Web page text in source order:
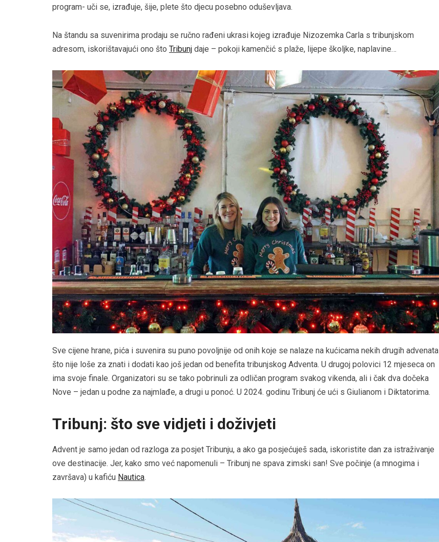
program- uči se, izrađuje, šije, plete što djecu posebno oduševljava.
Na štandu sa suvenirima prodaju se ručno rađeni ukrasi kojeg izrađuje Nizozemka Carla s tribunjskom
adresom, iskorištavajući ono što Tribunj daje – pokoji kamenčić s plaže, lijepe školjke, naplavine…
Sve cijene hrane, pića i suvenira su puno povoljnije od onih koje se nalaze na kućicama nekih drugih advenata
što nije loše za znati i dodati kao još jedan od benefita tribunjskog Adventa. U drugoj polovici 12 mjeseca on
ima svoje finale. Organizatori su se tako pobrinuli za odličan program svakog vikenda, ali i čak dva dočeka
Nove – jedan u podne za najmlađe, a drugi u ponoć. U 2024. godinu Tribunj će ući s Giulianom i Diktatorima.
Tribunj: što sve vidjeti i doživjeti
Advent je samo jedan od razloga za posjet Tribunju, a ako ga posjećuješ sada, iskoristite dan za istraživanje
ove destinacije. Jer, kako smo već napomenuli – Tribunj ne spava zimski san! Sve počinje (a mnogima i
završava) u kafiću Nautica.